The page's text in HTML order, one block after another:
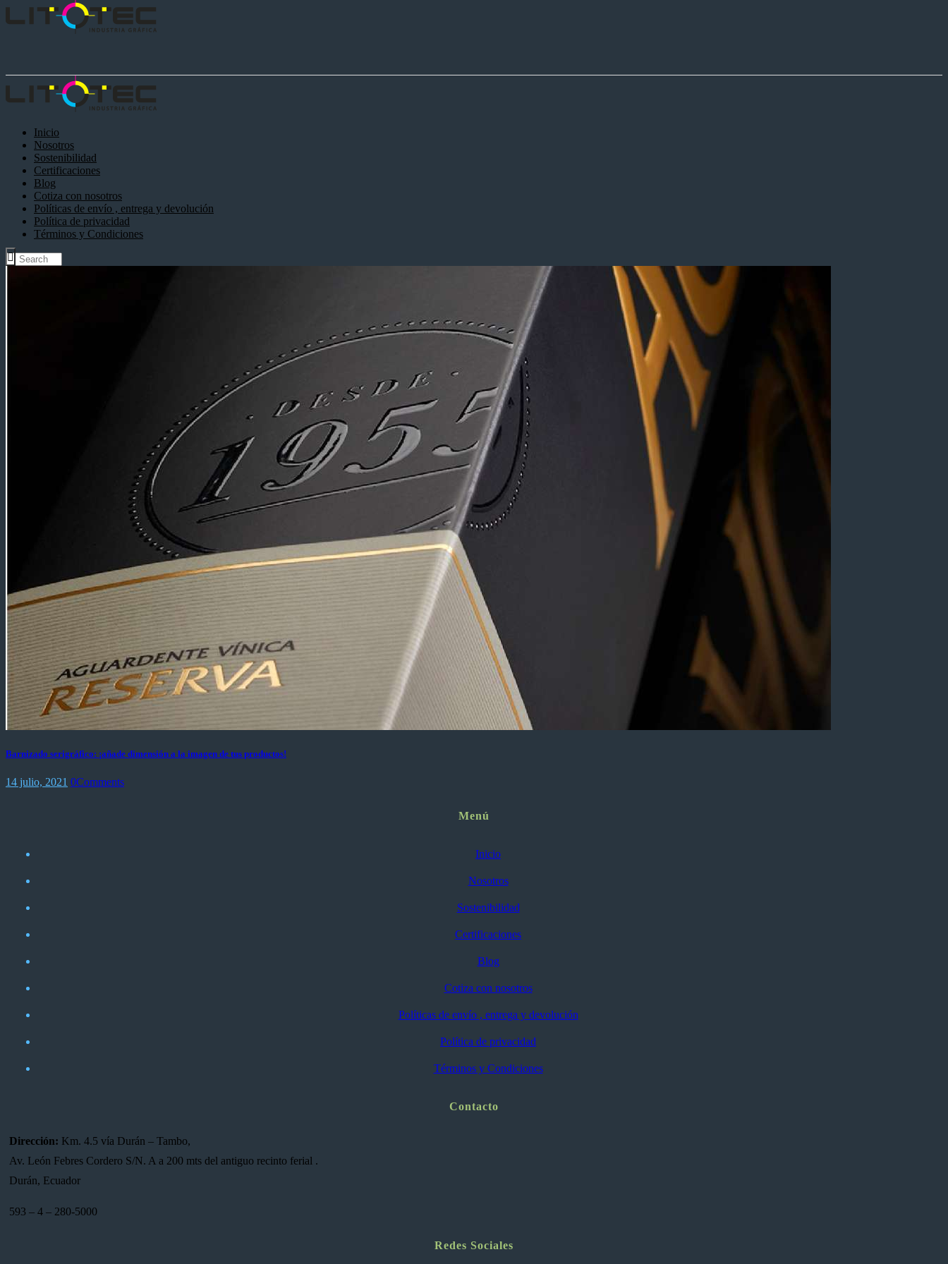
Inicio
Nosotros
Sostenibilidad
Certificaciones
Blog
Cotiza con nosotros
Políticas de envío , entrega y devolución
Política de privacidad
Términos y Condiciones
Barnizado serigráfico: ¡añade dimensión a la imagen de tus productos!
14 julio, 2021 0Comments
Menú
Inicio
Nosotros
Sostenibilidad
Certificaciones
Blog
Cotiza con nosotros
Políticas de envío , entrega y devolución
Política de privacidad
Términos y Condiciones
Contacto
Dirección: Km. 4.5 vía Durán – Tambo,
Av. León Febres Cordero S/N. A a 200 mts del antiguo recinto ferial .
Durán, Ecuador
593 – 4 – 280-5000
Redes Sociales